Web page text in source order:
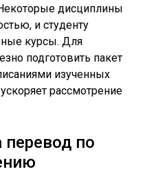
дисциплины
и студенту
курсы. Для
подготовить пакет
изученных
рассмотрение
перевод по